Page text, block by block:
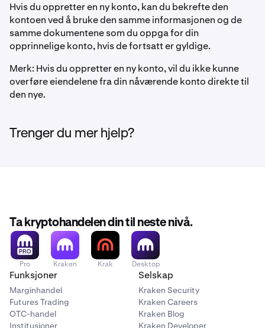
Hvis du oppretter en ny konto, kan du bekrefte den
kontoen ved å bruke den samme informasjonen og de
samme dokumentene som du oppga for din
opprinnelige konto, hvis de fortsatt er gyldige.
Merk: Hvis du oppretter en ny konto, vil du ikke kunne
overføre eiendelene fra din nåværende konto direkte til
den nye.
Trenger du mer hjelp?
Ta kryptohandelen din til neste nivå.
Pro Kraken Krak Desktop
Funksjoner
Marginhandel
Futures Trading
OTC-handel
Institusjoner
Selskap
Kraken Security
Kraken Careers
Kraken Blog
Kraken Developer